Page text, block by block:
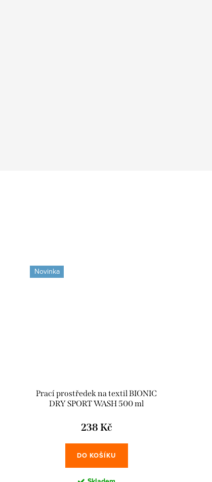
Novinka
Prací prostředek na textil BIONIC
DRY SPORT WASH 500 ml
238 Kč
DO KOŠÍKU